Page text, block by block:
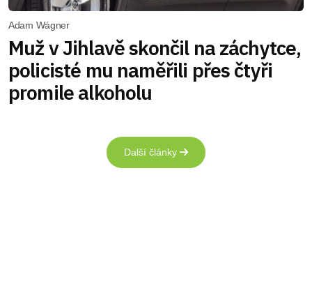
Adam Wágner
Muž v Jihlavě skončil na záchytce,
policisté mu naměřili přes čtyři
promile alkoholu
Další články